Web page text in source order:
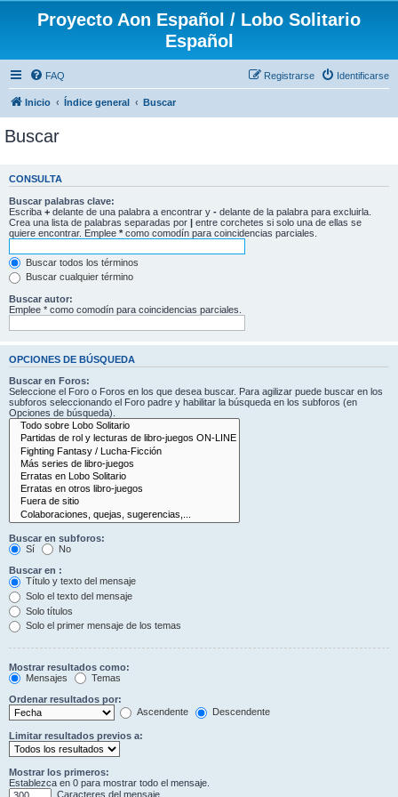
Proyecto Aon Español / Lobo Solitario
Español
FAQ Identificarse
Registrarse
Inicio Índice general Buscar
Buscar
CONSULTA
Buscar palabras clave:
Escriba + delante de una palabra a encontrar y - delante de la palabra para excluirla.
Crea una lista de palabras separadas por | entre corchetes si solo una de ellas se
quiere encontrar. Emplee * como comodín para coincidencias parciales.
Buscar todos los términos
Buscar cualquier término
Buscar autor:
Emplee * como comodín para coincidencias parciales.
OPCIONES DE BÚSQUEDA
Buscar en Foros:
Seleccione el Foro o Foros en los que desea buscar. Para agilizar puede buscar en los
subforos seleccionando el Foro padre y habilitar la búsqueda en los subforos (en
Opciones de búsqueda).
Buscar en subforos:
Sí
No
Buscar en :
Título y texto del mensaje
Solo el texto del mensaje
Solo títulos
Solo el primer mensaje de los temas
Mostrar resultados como:
Mensajes
Temas
Ordenar resultados por:
Ascendente
Descendente
Limitar resultados previos a:
Mostrar los primeros:
Establezca en 0 para mostrar todo el mensaje.
Caracteres del mensaje